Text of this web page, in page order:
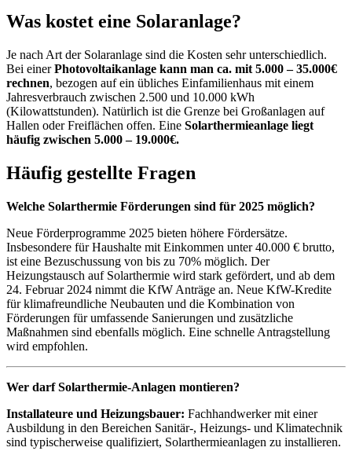
Was kostet eine Solaranlage?
Je nach Art der Solaranlage sind die Kosten sehr unterschiedlich.
Bei einerPhotovoltaikanlage kann man ca. mit 5.000 – 35.000€
rechnen, bezogen auf ein übliches Einfamilienhaus mit einem
Jahresverbrauch zwischen 2.500 und 10.000 kWh
(Kilowattstunden). Natürlich ist die Grenze bei Großanlagen auf
Hallen oder Freiflächen offen. Eine Solarthermieanlage liegt
häufig zwischen 5.000 – 19.000€.
Häufig gestellte Fragen
Welche Solarthermie Förderungen sind für 2025 möglich?
Neue Förderprogramme 2025 bieten höhere Fördersätze.
Insbesondere für Haushalte mit Einkommen unter 40.000 € brutto,
ist eine Bezuschussung von bis zu 70% möglich. Der
Heizungstausch auf Solarthermie wird stark gefördert, und ab dem
24. Februar 2024 nimmt die KfW Anträge an. Neue KfW-Kredite
für klimafreundliche Neubauten und die Kombination von
Förderungen für umfassende Sanierungen und zusätzliche
Maßnahmen sind ebenfalls möglich. Eine schnelle Antragstellung
wird empfohlen.
Wer darf Solarthermie-Anlagen montieren?
Installateure und Heizungsbauer: Fachhandwerker mit einer
Ausbildung in den Bereichen Sanitär-, Heizungs- und Klimatechnik
sind typischerweise qualifiziert, Solarthermieanlagen zu installieren.